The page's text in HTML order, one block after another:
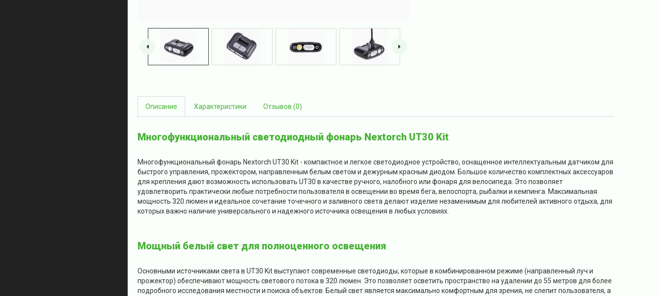
Описание Характеристики Отзывов (0)
Многофункциональный светодиодный фонарь Nextorch UT30 Kit
Многофункциональный фонарь Nextorch UT30 Kit - компактное и легкое светодиодное устройство, оснащенное интеллектуальным датчиком для
быстрого управления, прожектором, направленным белым светом и дежурным красным диодом. Большое количество комплектных аксессуаров
для крепления дают возможность использовать UT30 в качестве ручного, налобного или фонаря для велосипеда. Это позволяет
удовлетворить практически любые потребности пользователя в освещении во время бега, велоспорта, рыбалки и кемпинга. Максимальная
мощность 320 люмен и идеальное сочетание точечного и заливного света делают изделие незаменимым для любителей активного отдыха, для
которых важно наличие универсального и надежного источника освещения в любых условиях.
Мощный белый свет для полноценного освещения
Основными источниками света в UT30 Kit выступают современные светодиоды, которые в комбинированном режиме (направленный луч и
прожектор) обеспечивают мощность светового потока в 320 люмен. Это позволяет осветить пространство на удалении до 55 метров для более
подробного исследования местности и поиска объектов. Белый свет является максимально комфортным для зрения, не слепит пользователя, а